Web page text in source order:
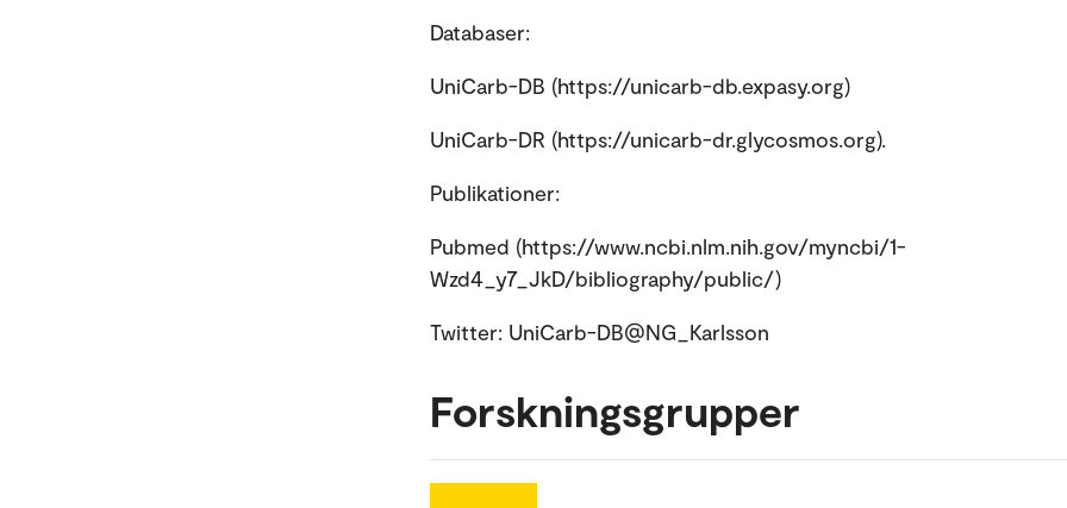
Databaser:
UniCarb-DB (https://unicarb-db.expasy.org)
UniCarb-DR (https://unicarb-dr.glycosmos.org).
Publikationer:
Pubmed (https://www.ncbi.nlm.nih.gov/myncbi/1-
Wzd4_y7_JkD/bibliography/public/)
Twitter: UniCarb-DB@NG_Karlsson
Forskningsgrupper